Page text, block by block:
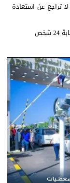
تراجع عن استعادة
معطيات